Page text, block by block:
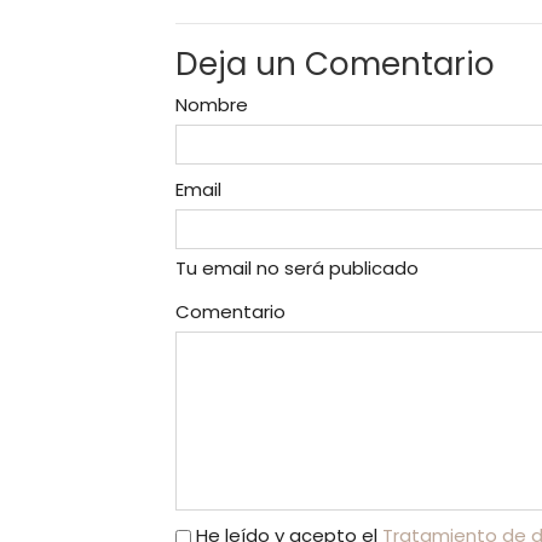
Deja un Comentario
Nombre
Email
Tu email no será publicado
Comentario
He leído y acepto el Tratamiento de